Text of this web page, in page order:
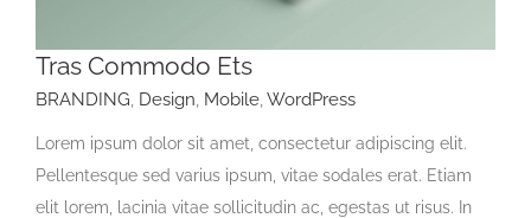
Tras Commodo Ets
BRANDING, Design, Mobile,WordPress
Lorem ipsum dolor sit amet, consectetur adipiscing elit.
Pellentesque sed varius ipsum, vitae sodales erat. Etiam
elit lorem, lacinia vitae sollicitudin ac, egestas ut risus. In